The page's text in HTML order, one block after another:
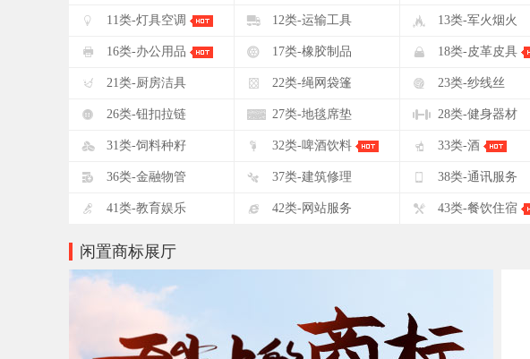
+ 11类-灯具空调 , 12类-运输工具 - 13类-军火烟火
0 16类-办公用品 1 17类-橡胶制品 2 18类-皮革皮具
5 21类-厨房洁具 6 22类-绳网袋篷 7 23类-纱线丝
: 26类-钮扣拉链 ; 27类-地毯席垫 < 28类-健身器材
? 31类-饲料种籽 @ 32类-啤酒饮料 A 33类-酒
D 36类-金融物管 E 37类-建筑修理 F 38类-通讯服务
I 41类-教育娱乐 J 42类-网站服务 K 43类-餐饮住宿
闲置商标展厅